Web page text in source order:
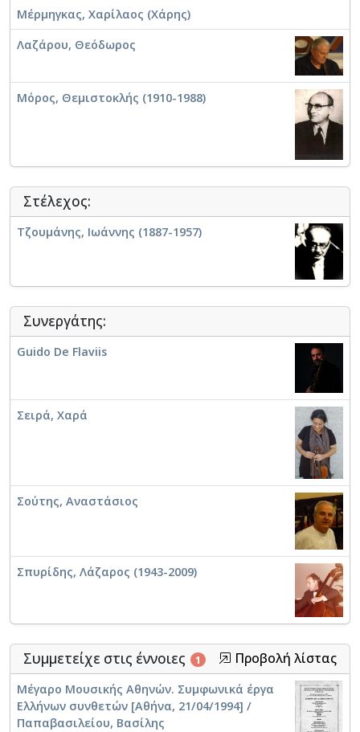
Μέρμηγκας, Χαρίλαος (Χάρης)
Λαζάρου, Θεόδωρος
Μόρος, Θεμιστοκλής (1910-1988)
Στέλεχος:
Τζουμάνης, Ιωάννης (1887-1957)
Συνεργάτης:
Guido De Flaviis
Σειρά, Χαρά
Σούτης, Αναστάσιος
Σπυρίδης, Λάζαρος (1943-2009)
Συμμετείχε στις έννοιες 1 Προβολή λίστας
Μέγαρο Μουσικής Αθηνών. Συμφωνικά έργα
Ελλήνων συνθετών [Αθήνα, 21/04/1994] /
Παπαβασιλείου, Βασίλης